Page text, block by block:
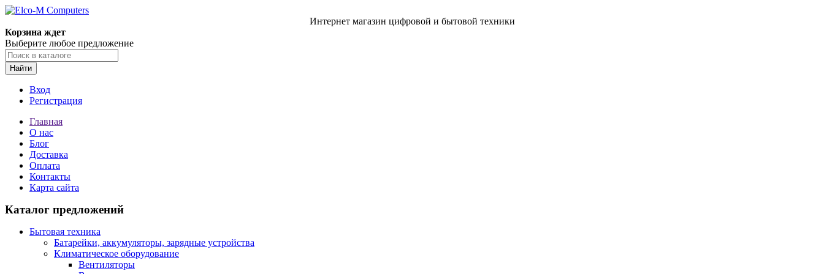
Интернет магазин цифровой и бытовой техники
Корзина ждет
Выберите любое предложение
Найти
Вход
Регистрация
Главная
О нас
Блог
Доставка
Оплата
Контакты
Карта сайта
Каталог предложений
Бытовая техника
Батарейки, аккумуляторы, зарядные устройства
Климатическое оборудование
Вентиляторы